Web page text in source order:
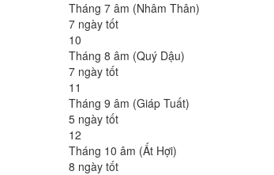
Tháng 7 âm (Nhâm Thân)
7 ngày tốt
10
Tháng 8 âm (Quý Dậu)
7 ngày tốt
11
Tháng 9 âm (Giáp Tuất)
5 ngày tốt
12
Tháng 10 âm (Ất Hợi)
8 ngày tốt